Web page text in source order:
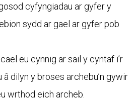
cyfyngiadau ar gyfer y
sydd ar gael ar gyfer pob
eu cynnig ar sail y cyntaf i’r
â dilyn y broses archebu’n gywir
wrthod eich archeb.